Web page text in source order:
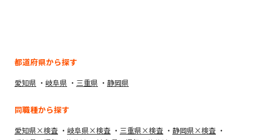
都道府県から探す
愛知県 岐阜県 三重県 静岡県
同職種から探す
愛知県×検査 岐阜県×検査 三重県×検査
静岡県×検査